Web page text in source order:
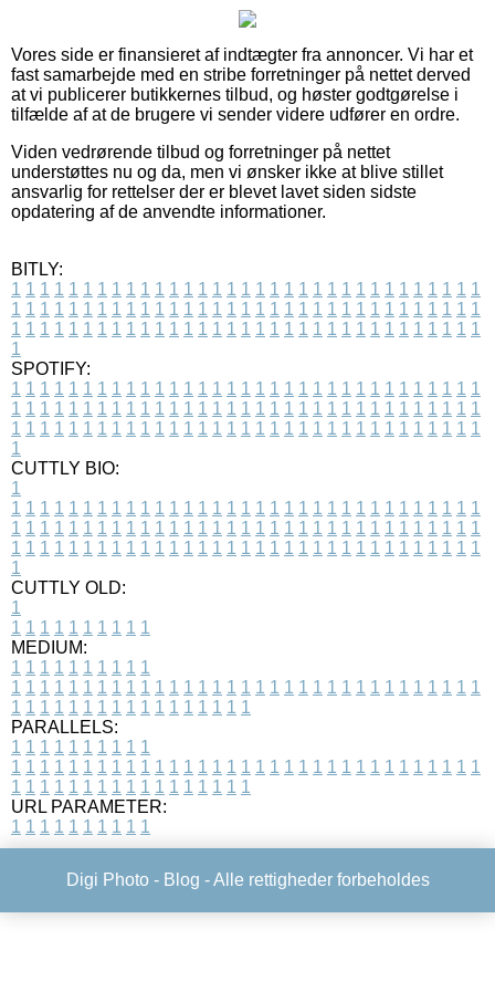
Vores side er finansieret af indtægter fra annoncer. Vi har et
fast samarbejde med en stribe forretninger på nettet derved
at vi publicerer butikkernes tilbud, og høster godtgørelse i
tilfælde af at de brugere vi sender videre udfører en ordre.
Viden vedrørende tilbud og forretninger på nettet
understøttes nu og da, men vi ønsker ikke at blive stillet
ansvarlig for rettelser der er blevet lavet siden sidste
opdatering af de anvendte informationer.
BITLY:
1 1 1 1 1 1 1 1 1 1 1 1 1 1 1 1 1 1 1 1 1 1 1 1 1 1 1 1 1 1 1 1 1
1 1 1 1 1 1 1 1 1 1 1 1 1 1 1 1 1 1 1 1 1 1 1 1 1 1 1 1 1 1 1 1 1
1 1 1 1 1 1 1 1 1 1 1 1 1 1 1 1 1 1 1 1 1 1 1 1 1 1 1 1 1 1 1 1 1
1
SPOTIFY:
1 1 1 1 1 1 1 1 1 1 1 1 1 1 1 1 1 1 1 1 1 1 1 1 1 1 1 1 1 1 1 1 1
1 1 1 1 1 1 1 1 1 1 1 1 1 1 1 1 1 1 1 1 1 1 1 1 1 1 1 1 1 1 1 1 1
1 1 1 1 1 1 1 1 1 1 1 1 1 1 1 1 1 1 1 1 1 1 1 1 1 1 1 1 1 1 1 1 1
1
CUTTLY BIO:
1
1 1 1 1 1 1 1 1 1 1 1 1 1 1 1 1 1 1 1 1 1 1 1 1 1 1 1 1 1 1 1 1 1
1 1 1 1 1 1 1 1 1 1 1 1 1 1 1 1 1 1 1 1 1 1 1 1 1 1 1 1 1 1 1 1 1
1 1 1 1 1 1 1 1 1 1 1 1 1 1 1 1 1 1 1 1 1 1 1 1 1 1 1 1 1 1 1 1 1
1
CUTTLY OLD:
1
1 1 1 1 1 1 1 1 1 1
MEDIUM:
1 1 1 1 1 1 1 1 1 1
1 1 1 1 1 1 1 1 1 1 1 1 1 1 1 1 1 1 1 1 1 1 1 1 1 1 1 1 1 1 1 1 1
1 1 1 1 1 1 1 1 1 1 1 1 1 1 1 1 1
PARALLELS:
1 1 1 1 1 1 1 1 1 1
1 1 1 1 1 1 1 1 1 1 1 1 1 1 1 1 1 1 1 1 1 1 1 1 1 1 1 1 1 1 1 1 1
1 1 1 1 1 1 1 1 1 1 1 1 1 1 1 1 1
URL PARAMETER:
1 1 1 1 1 1 1 1 1 1
Digi Photo - Blog - Alle rettigheder forbeholdes